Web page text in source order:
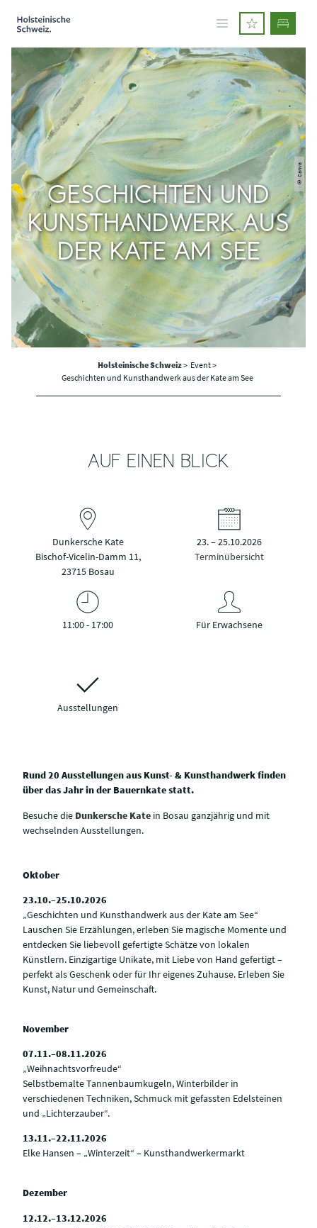
© Canva
GESCHICHTEN UND
KUNSTHANDWERK AUS
DER KATE AM SEE
Holsteinische Schweiz> Event >
Geschichten und Kunsthandwerk aus der Kate am See
AUF EINEN BLICK
Dunkersche Kate
Bischof-Vicelin-Damm 11,
23715 Bosau
23. – 25.10.2026
Terminübersicht
11:00 - 17:00 Für Erwachsene
Ausstellungen
Rund 20 Ausstellungen aus Kunst- & Kunsthandwerk finden
über das Jahr in der Bauernkate statt.
Besuche die Dunkersche Kate in Bosau ganzjährig und mit
wechselnden Ausstellungen.
Oktober
23.10.–25.10.2026
„Geschichten und Kunsthandwerk aus der Kate am See“
Lauschen Sie Erzählungen, erleben Sie magische Momente und
entdecken Sie liebevoll gefertigte Schätze von lokalen
Künstlern. Einzigartige Unikate, mit Liebe von Hand gefertigt –
perfekt als Geschenk oder für Ihr eigenes Zuhause. Erleben Sie
Kunst, Natur und Gemeinschaft.
November
07.11.–08.11.2026
„Weihnachtsvorfreude“
Selbstbemalte Tannenbaumkugeln, Winterbilder in
verschiedenen Techniken, Schmuck mit gefassten Edelsteinen
und „Lichterzauber“.
13.11.–22.11.2026
Elke Hansen – „Winterzeit“ – Kunsthandwerkermarkt
Dezember
12.12.–13.12.2026